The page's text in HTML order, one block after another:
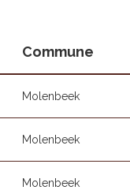
Commune
Molenbeek
Molenbeek
Molenbeek